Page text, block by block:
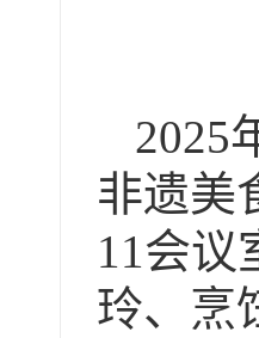
2025
非遗美
11会议
玲、烹